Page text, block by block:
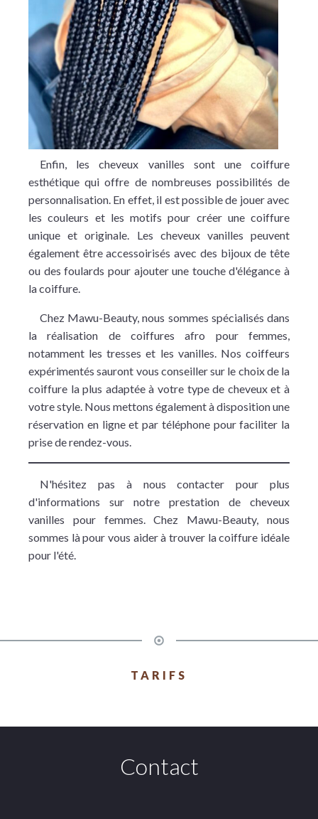
Enfin, les cheveux vanilles sont une coiffure
esthétique qui offre de nombreuses possibilités de
personnalisation. En effet, il est possible de jouer avec
les couleurs et les motifs pour créer une coiffure
unique et originale. Les cheveux vanilles peuvent
également être accessoirisés avec des bijoux de tête
ou des foulards pour ajouter une touche d'élégance à
la coiffure.
Chez Mawu-Beauty, nous sommes spécialisés dans
la réalisation de coiffures afro pour femmes,
notamment les tresses et les vanilles. Nos coiffeurs
expérimentés sauront vous conseiller sur le choix de la
coiffure la plus adaptée à votre type de cheveux et à
votre style. Nous mettons également à disposition une
réservation en ligne et par téléphone pour faciliter la
prise de rendez-vous.
N'hésitez pas à nous contacter pour plus
d'informations sur notre prestation de cheveux
vanilles pour femmes. Chez Mawu-Beauty, nous
sommes là pour vous aider à trouver la coiffure idéale
pour l'été.
TARIFS
Contact